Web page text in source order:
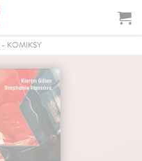
- KOMIKSY